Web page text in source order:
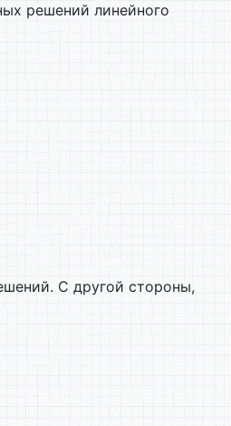
решений линейного
С другой стороны,